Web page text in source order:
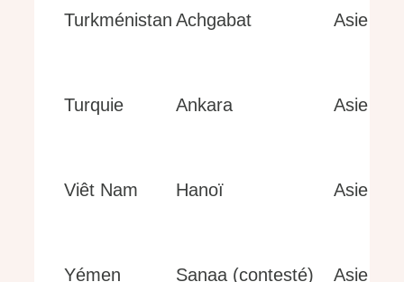
Turkménistan Achgabat Asie
Turquie Ankara Asie
Viêt Nam Hanoï Asie
Yémen Sanaa (contesté) Asie